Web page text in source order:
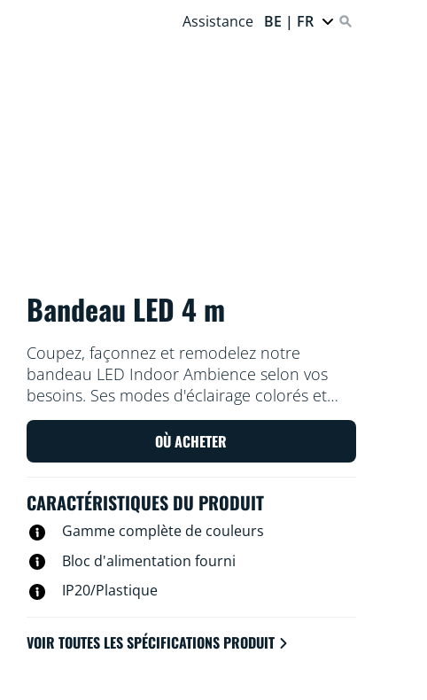
Assistance BE | FR
Bandeau LED 4 m
Coupez, façonnez et remodelez notre
bandeau LED Indoor Ambience selon vos
besoins. Ses modes d'éclairage colorés et
dynamiques embellissent l'espace sous vos
armoires ou derrière les meubles, tandis que
sa lumière ambiante crée l'ambiance parfaite
détendre.
OÙ ACHETER
CARACTÉRISTIQUES DU PRODUIT
Gamme complète de couleurs
Bloc d'alimentation fourni
IP20/Plastique
VOIR TOUTES LES SPÉCIFICATIONS PRODUIT